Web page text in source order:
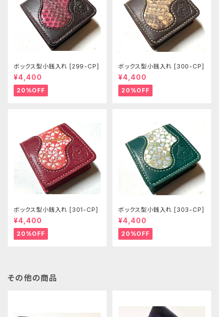
ボックス型小銭入れ [299-CP]
¥4,400
20%OFF
ボックス型小銭入れ [300-CP]
¥4,400
20%OFF
ボックス型小銭入れ [301-CP]
¥4,400
20%OFF
ボックス型小銭入れ [303-CP]
¥4,400
20%OFF
その他の商品